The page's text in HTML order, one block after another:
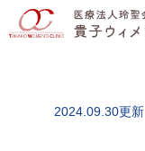
2024.09.30更新